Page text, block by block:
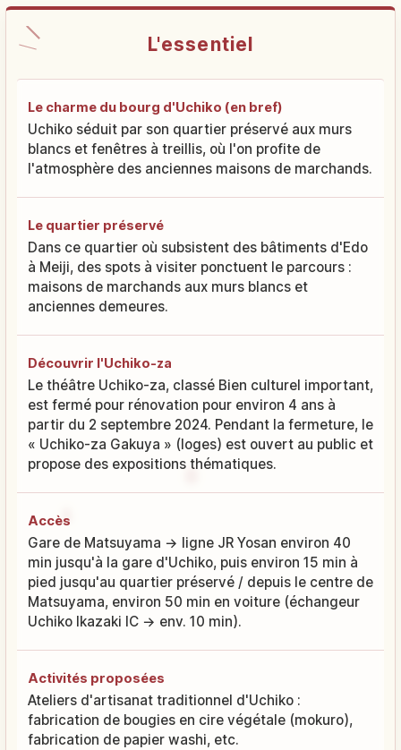
L'essentiel
Le charme du bourg d'Uchiko (en bref)
Uchiko séduit par son quartier préservé aux murs
blancs et fenêtres à treillis, où l'on profite de
l'atmosphère des anciennes maisons de marchands.
Le quartier préservé
Dans ce quartier où subsistent des bâtiments d'Edo
à Meiji, des spots à visiter ponctuent le parcours :
maisons de marchands aux murs blancs et
anciennes demeures.
Découvrir l'Uchiko-za
Le théâtre Uchiko-za, classé Bien culturel important,
est fermé pour rénovation pour environ 4 ans à
partir du 2 septembre 2024. Pendant la fermeture, le
« Uchiko-za Gakuya » (loges) est ouvert au public et
propose des expositions thématiques.
Accès
Gare de Matsuyama → ligne JR Yosan environ 40
min jusqu'à la gare d'Uchiko, puis environ 15 min à
pied jusqu'au quartier préservé / depuis le centre de
Matsuyama, environ 50 min en voiture (échangeur
Uchiko Ikazaki IC → env. 10 min).
Activités proposées
Ateliers d'artisanat traditionnel d'Uchiko :
fabrication de bougies en cire végétale (mokuro),
fabrication de papier washi, etc.